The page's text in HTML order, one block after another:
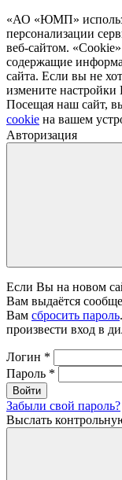
«АО «ЮМП»
персонализации
веб-сайтом.
содержащие
сайта. Если вы не
измените настройки
Посещая наш сайт,
cookie на вашем
Авторизация
Если Вы на новом
Вам выдаётся
Вам сбросить пароль
произвести вход в
Логин *
Пароль *
Войти
Забыли свой пароль?
Выслать